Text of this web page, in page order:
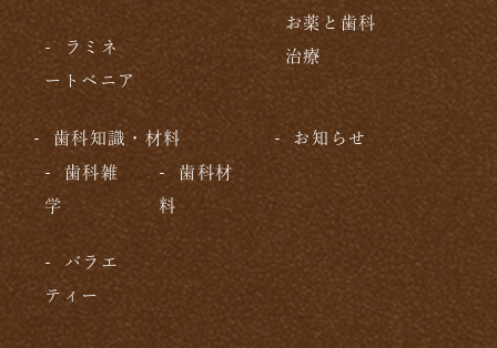
ラミネ
ートベニア
お薬と歯科
治療
歯科知識・材料
歯科雑
学
歯科材
料
バラエ
ティー
お知らせ